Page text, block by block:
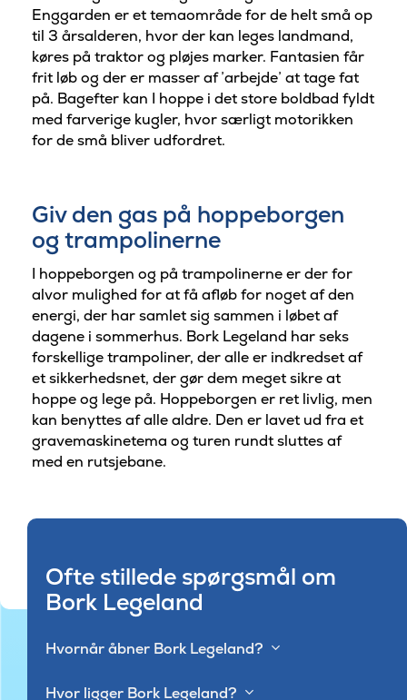
Enggarden er et temaområde for de helt små op
til 3 årsalderen, hvor der kan leges landmand,
køres på traktor og pløjes marker. Fantasien får
frit løb og der er masser af ’arbejde’ at tage fat
på. Bagefter kan I hoppe i det store boldbad fyldt
med farverige kugler, hvor særligt motorikken
for de små bliver udfordret.
Giv den gas på hoppeborgen
og trampolinerne
I hoppeborgen og på trampolinerne er der for
alvor mulighed for at få afløb for noget af den
energi, der har samlet sig sammen i løbet af
dagene i sommerhus. Bork Legeland har seks
forskellige trampoliner, der alle er indkredset af
et sikkerhedsnet, der gør dem meget sikre at
hoppe og lege på. Hoppeborgen er ret livlig, men
kan benyttes af alle aldre. Den er lavet ud fra et
gravemaskinetema og turen rundt sluttes af
med en rutsjebane.
Ofte stillede spørgsmål om
Bork Legeland
Hvornår åbner Bork Legeland?
Hvor ligger Bork Legeland?